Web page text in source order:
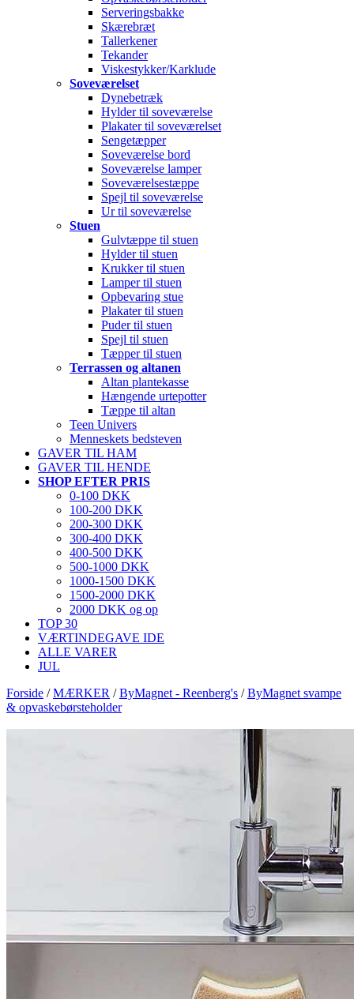
Serveringsbakke
Skærebræt
Tallerkener
Tekander
Viskestykker/Karklude
Soveværelset
Dynebetræk
Hylder til soveværelse
Plakater til soveværelset
Sengetæpper
Soveværelse bord
Soveværelse lamper
Soveværelsestæppe
Spejl til soveværelse
Ur til soveværelse
Stuen
Gulvtæppe til stuen
Hylder til stuen
Krukker til stuen
Lamper til stuen
Opbevaring stue
Plakater til stuen
Puder til stuen
Spejl til stuen
Tæpper til stuen
Terrassen og altanen
Altan plantekasse
Hængende urtepotter
Tæppe til altan
Teen Univers
Menneskets bedsteven
GAVER TIL HAM
GAVER TIL HENDE
SHOP EFTER PRIS
0-100 DKK
100-200 DKK
200-300 DKK
300-400 DKK
400-500 DKK
500-1000 DKK
1000-1500 DKK
1500-2000 DKK
2000 DKK og op
TOP 30
VÆRTINDEGAVE IDE
ALLE VARER
JUL
Forside /MÆRKER /ByMagnet - Reenberg's /ByMagnet svampe
& opvaskebørsteholder